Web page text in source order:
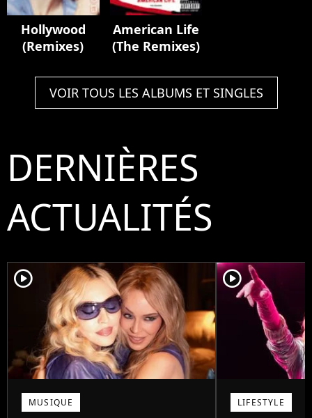
Hollywood
(Remixes)
American Life
(The Remixes)
VOIR TOUS LES ALBUMS ET SINGLES
DERNIÈRES
ACTUALITÉS
player2
MUSIQUE
player2
LIFESTYLE